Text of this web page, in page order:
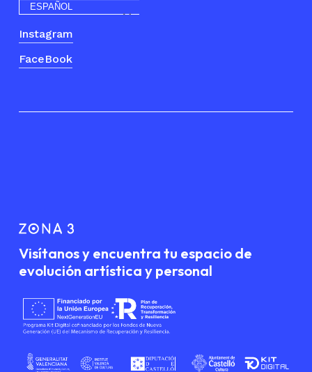
ESPAÑOL
Instagram
FaceBook
Visítanos y encuentra tu espacio de
evolución artística y personal